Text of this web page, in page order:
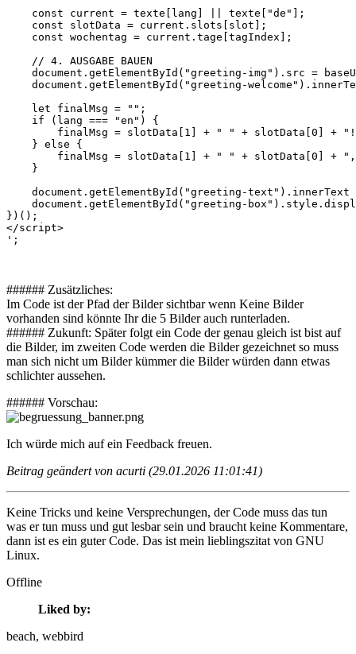
    const current = texte[lang] || texte["de"];
    const slotData = current.slots[slot];
    const wochentag = current.tage[tagIndex];
    // 4. AUSGABE BAUEN
document.getElementById("greeting-img").src =
document.getElementById("greeting-
    let finalMsg = "";
    if (lang === "en") {
finalMsg = slotData[1] + " " + slotData[0] +
    } else {
finalMsg = slotData[1] + " " + slotData[0] +
    }
document.getElementById("greeting-text").innerText
document.getElementById("greeting-
})();
</script>
';
###### Zusätzliches:
Im Code ist der Pfad der Bilder sichtbar wenn Keine Bilder
vorhanden sind könnte Ihr die 5 Bilder auch runterladen.
###### Zukunft: Später folgt ein Code der genau gleich ist bist auf
die Bilder, im zweiten Code werden die Bilder gezeichnet so muss
man sich nicht um Bilder kümmer die Bilder würden dann etwas
schlichter aussehen.
###### Vorschau:
Ich würde mich auf ein Feedback freuen.
Beitrag geändert von acurti (29.01.2026 11:01:41)
Keine Tricks und keine Versprechungen, der Code muss das tun
was er tun muss und gut lesbar sein und braucht keine Kommentare,
dann ist es ein guter Code. Das ist mein lieblingszitat von GNU
Linux.
Offline
Liked by:
beach, webbird